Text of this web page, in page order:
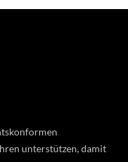
unterstützen, damit